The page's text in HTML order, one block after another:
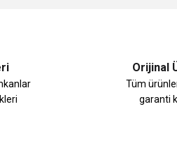
Orijinal
Tüm
garanti